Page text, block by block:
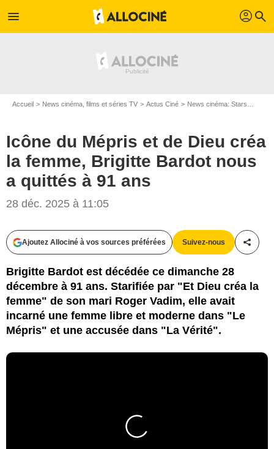
menu profil search
Accueil News cinéma, films et séries TV Actus Ciné News cinéma: Stars
Icône du Mépris et de Dieu créa
la femme, Brigitte Bardot nous
a quittés à 91 ans
28 déc. 2025 à 11:05
Ajoutez Allociné à vos sources préférées Suivez-nous
Brigitte Bardot est décédée ce dimanche 28
décembre à 91 ans. Starifiée par "Et Dieu créa la
femme" de son mari Roger Vadim, elle avait
incarné une femme libre et moderne dans "Le
Mépris" et une accusée dans "La Vérité".